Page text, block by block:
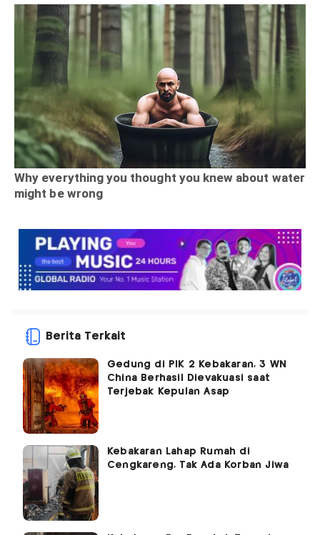
Berita Terkait
Gedung di PIK 2 Kebakaran, 3 WN
China Berhasil Dievakuasi saat
Terjebak Kepulan Asap
Kebakaran Lahap Rumah di
Cengkareng, Tak Ada Korban Jiwa